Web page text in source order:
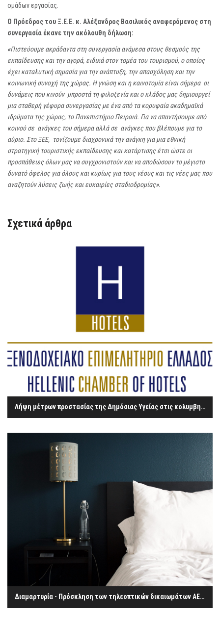
ομάδων εργασίας.
Ο Πρόεδρος του Ξ.Ε.Ε. κ. Αλέξανδρος Βασιλικός αναφερόμενος στη
συνεργασία έκανε την ακόλουθη δήλωση:
«Πιστεύουμε ακράδαντα στη συνεργασία ανάμεσα στους θεσμούς της
εκπαίδευσης και την αγορά, ειδικά στον τομέα του τουρισμού, ο οποίος
έχει καταλυτική σημασία για την ανάπτυξη, την απασχόληση και την
κοινωνική συνοχή της χώρας. Η γνώση και η καινοτομία είναι σήμερα οι
δυνάμεις που κινούν μπροστά τη φιλοξενία και ο κλάδος μας δημιουργεί
μια σταθερή γέφυρα συνεργασίας με ένα από τα κορυφαία ακαδημαϊκά
ιδρύματα της χώρας, το Πανεπιστήμιο Πειραιά. Για να απαντήσουμε από
κοινού σε ανάγκες του σήμερα αλλά σε ανάγκες που βλέπουμε για το
αύριο. Στο ΞΕΕ, τονίζουμε διαχρονικά την ανάγκη για μια εθνική
στρατηγική τουριστικής εκπαίδευσης και κατάρτισης έτσι ώστε οι
προσπάθειες όλων μας να συγχρονιστούν και να αποδώσουν το μέγιστο
δυνατό όφελος για όλους και κυρίως για τους νέους και τις νέες μας που
αναζητούν λύσεις ζωής και ευκαιρίες σταδιοδρομίας».
Σχετικά άρθρα
Λήψη μέτρων προστασίας της Δημόσιας Υγείας στις κολυμβητικές δεξαμενές
Διαμαρτυρία - Πρόσκληση των τηλεοπτικών δικαιωμάτων ΑΕ και του ΔΙΑΣ